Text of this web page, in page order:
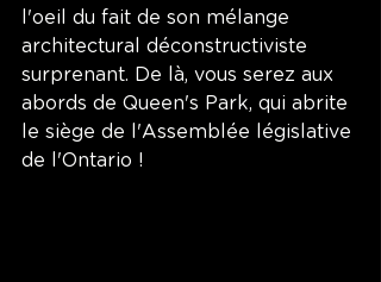
l'oeil du fait de son mélange
architectural déconstructiviste
surprenant. De là, vous serez aux
abords de Queen's Park, qui abrite
le siège de l'Assemblée législative
de l'Ontario !